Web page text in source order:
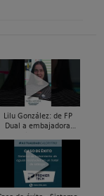
Lilu González: de FP
Dual a embajadora
| Mecatrónica Industrial